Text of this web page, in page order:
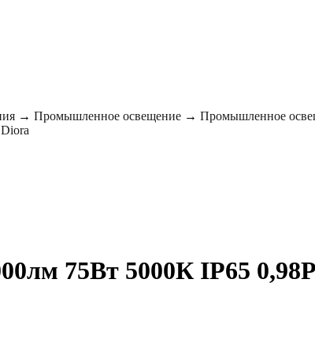
→ Промышленное освещение → Промышленное
75Вт 5000К IP65